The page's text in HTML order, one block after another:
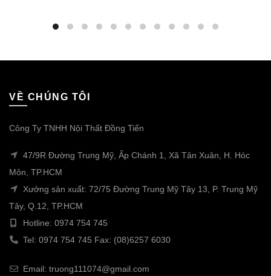
VỀ CHÚNG TÔI
Công Ty TNHH Nội Thất Đồng Tiến
47/9R Đường Trung Mỹ, Ấp Chánh 1, Xã Tân Xuân, H. Hóc
Môn, TP.HCM
Xưởng sản xuất: 72/75 Đường Trung Mỹ Tây 13, P. Trung Mỹ
Tây, Q.12, TP.HCM
Hotline: 0974 754 745
Tel: 0974 754 745 Fax: (08)6257 6030
Email: truong111074@gmail.com